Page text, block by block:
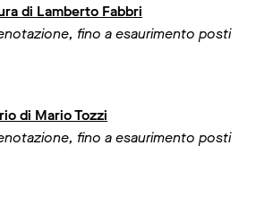
di Lamberto Fabbri
fino a esaurimento posti
di Mario Tozzi
fino a esaurimento posti